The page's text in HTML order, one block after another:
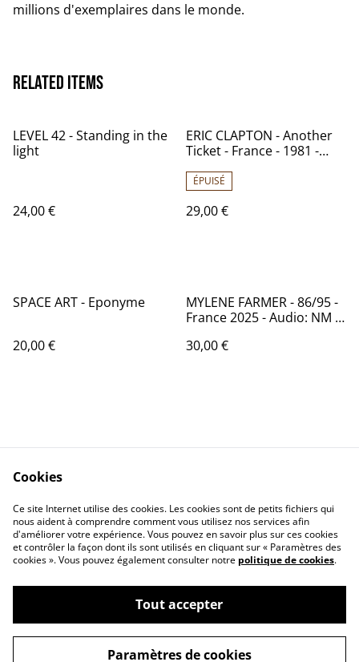
millions d'exemplaires dans le monde.
Related items
LEVEL 42 - Standing in the
light
24,00 €
ERIC CLAPTON - Another
Ticket - France - 1981 -
ÉPUISÉ
29,00 €
SPACE ART - Eponyme
20,00 €
MYLENE FARMER - 86/95 -
France 2025 - Audio: NM -
30,00 €
Politique de
confidentialité
Politique de cookies
Calendrier:
Brocantes,Bourse...
©2026VINYLSHOP85
Cookies
Ce site Internet utilise des cookies. Les cookies sont de petits fichiers qui
nous aident à comprendre comment vous utilisez nos services afin
d'améliorer votre expérience. Vous pouvez en savoir plus sur ces cookies
et contrôler la façon dont ils sont utilisés en cliquant sur « Paramètres des
cookies ». Vous pouvez également consulter notre politique de cookies.
Tout accepter
Paramètres de cookies